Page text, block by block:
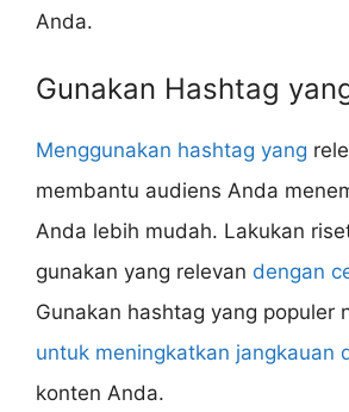
Anda.
Gunakan Hashtag
Menggunakan hashtag yang
membantu audiens Anda
Anda lebih mudah. Lakukan
gunakan yang relevan dengan
Gunakan hashtag yang populer
untuk meningkatkan jangkauan
konten Anda.